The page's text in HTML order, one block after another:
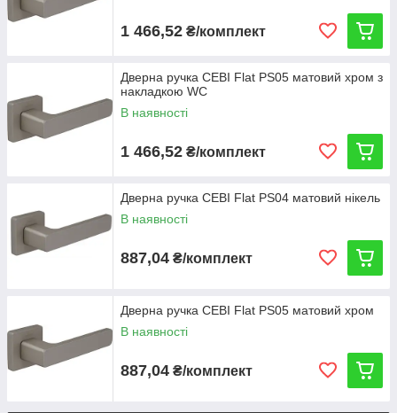
1 466,52 ₴/комплект
Дверна ручка CEBI Flat PS05 матовий хром з
накладкою WC
В наявності
1 466,52 ₴/комплект
Дверна ручка CEBI Flat PS04 матовий нікель
В наявності
887,04 ₴/комплект
Дверна ручка CEBI Flat PS05 матовий хром
В наявності
887,04 ₴/комплект